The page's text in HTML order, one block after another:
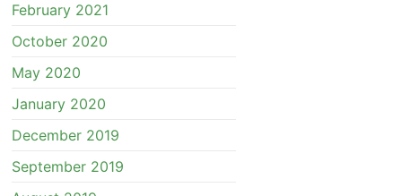
February 2021
October 2020
May 2020
January 2020
December 2019
September 2019